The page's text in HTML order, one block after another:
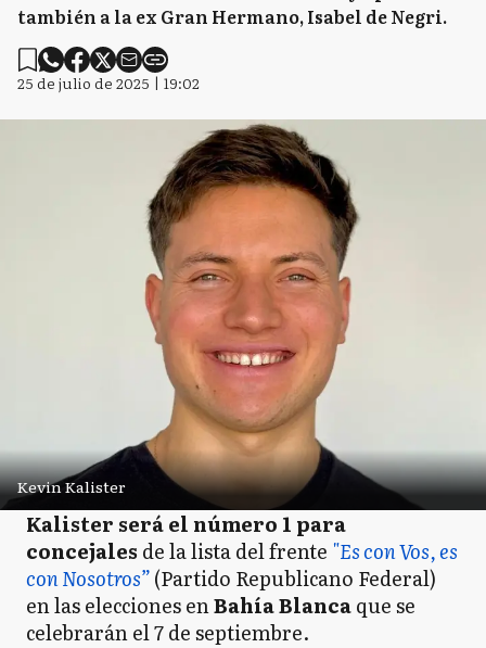
también a la ex Gran Hermano, Isabel de Negri.
25 de julio de 2025 | 19:02
Kevin Kalister
Kalister será el número 1 para
concejales de la lista del frente "Es con Vos, es
con Nosotros”(Partido Republicano Federal)
en las elecciones enBahía Blancaque se
celebrarán el 7 de septiembre.